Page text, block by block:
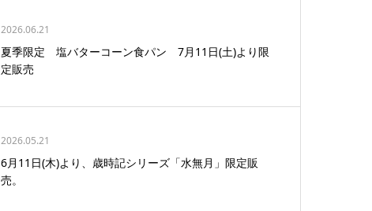
2026.06.21
夏季限定 塩バターコーン食パン 7月11日(土)より限
定販売
2026.05.21
6月11日(木)より、歳時記シリーズ「水無月」限定販
売。